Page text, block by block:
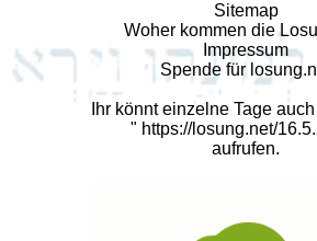
Sitemap
Woher kommen die
Impressum
Spende für
Ihr könnt einzelne Tage
" https://losung.net/
aufrufen.